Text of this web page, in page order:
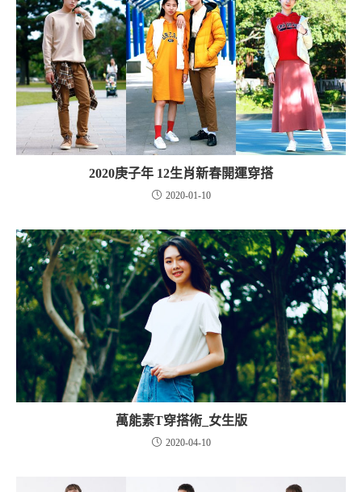
2020庚子年 12生肖新春開運穿搭
2020-01-10
萬能素T穿搭術_女生版
2020-04-10